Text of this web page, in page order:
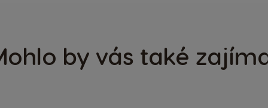
by vás také